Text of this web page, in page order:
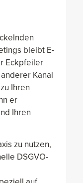
bleibt E-
Eckpfeiler
Kanal
Ihren
er
Ihren
zu nutzen,
DSGVO-